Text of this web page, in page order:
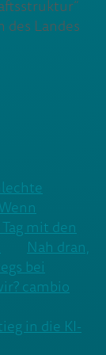
Landes
Wenn
mit den
Nah dran,
bei
cambio
in die KI-